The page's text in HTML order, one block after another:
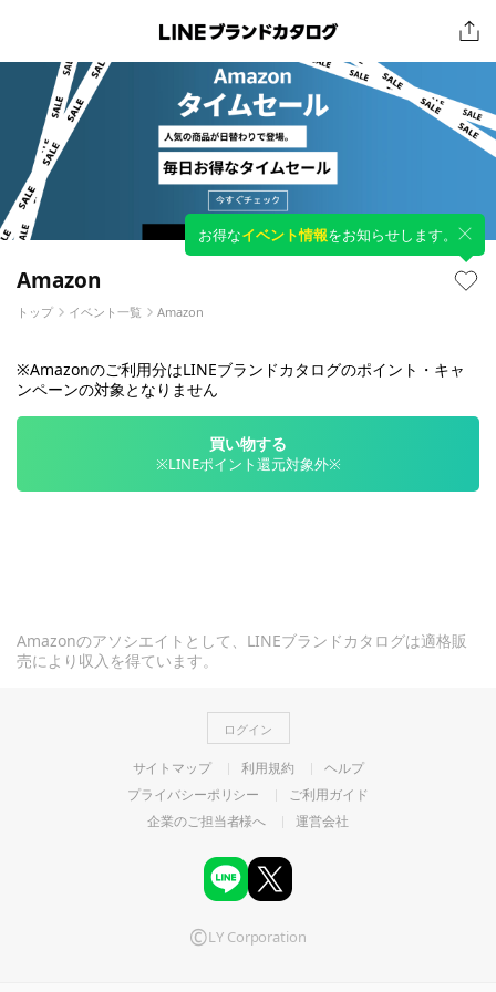
Amazon
お得なイベント情報をお知らせします。
トップ イベント一覧 Amazon
※Amazonのご利用分はLINEブランドカタログのポイント・キャ
ンペーンの対象となりません
買い物する
※LINEポイント還元対象外※
Amazonのアソシエイトとして、LINEブランドカタログは適格販
売により収入を得ています。
ログイン
サイトマップ 利用規約
ヘルプ
プライバシーポリシー
ご利用ガイド
企業のご担当者様へ
運営会社
©LY Corporation